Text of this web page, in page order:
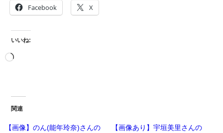
Facebook X
いいね:
関連
【画像】のん(能年玲奈)さんの
【画像あり】宇垣美里さんの